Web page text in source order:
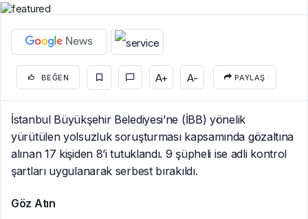
BEĞEN A+ A- PAYLAŞ
İstanbul Büyükşehir Belediyesi’ne (İBB) yönelik
yürütülen yolsuzluk soruşturması kapsamında gözaltına
alınan 17 kişiden 8’i tutuklandı. 9 şüpheli ise adli kontrol
şartları uygulanarak serbest bırakıldı.
Göz Atın